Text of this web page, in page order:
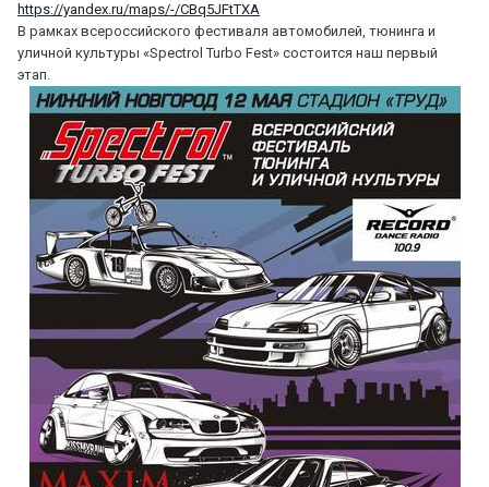
https://yandex.ru/maps/-/CBq5JFtTXA
В рамках всероссийского фестиваля автомобилей, тюнинга и
уличной культуры «Spectrol Turbo Fest» состоится наш первый
этап.